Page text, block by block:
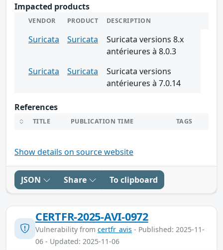
Impacted products
VENDOR PRODUCT DESCRIPTION
Suricata Suricata
Suricata versions 8.x
antérieures à 8.0.3
Suricata
Suricata
Suricata versions
antérieures à 7.0.14
References
TITLE PUBLICATION TIME TAGS
Show details on source website
JSON Share To clipboard
CERTFR-2025-AVI-0972
Vulnerability from certfr_avis - Published: 2025-11-
06 - Updated: 2025-11-06